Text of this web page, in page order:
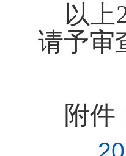
以上
请予审
附件